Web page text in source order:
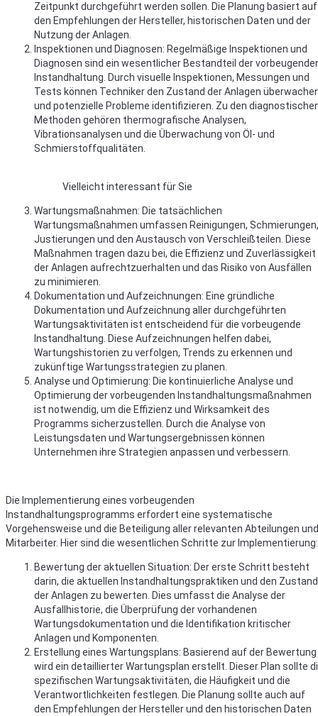
Zeitpunkt durchgeführt werden sollen. Die Planung basiert auf
den Empfehlungen der Hersteller, historischen Daten und der
Nutzung der Anlagen.
Inspektionen und Diagnosen: Regelmäßige Inspektionen und
Diagnosen sind ein wesentlicher Bestandteil der
Instandhaltung. Durch visuelle Inspektionen, Messungen und
Tests können Techniker den Zustand der Anlagen
und potenzielle Probleme identifizieren. Zu den
Methoden gehören thermografische Analysen,
Vibrationsanalysen und die Überwachung von Öl- und
Schmierstoffqualitäten.
Vielleicht interessant für Sie
Wartungsmaßnahmen: Die tatsächlichen
Wartungsmaßnahmen umfassen Reinigungen, Schmierungen,
Justierungen und den Austausch von Verschleißteilen. Diese
Maßnahmen tragen dazu bei, die Effizienz und Zuverlässigkeit
der Anlagen aufrechtzuerhalten und das Risiko von Ausfällen
zu minimieren.
Dokumentation und Aufzeichnungen: Eine gründliche
Dokumentation und Aufzeichnung aller durchgeführten
Wartungsaktivitäten ist entscheidend für die vorbeugende
Instandhaltung. Diese Aufzeichnungen helfen dabei,
Wartungshistorien zu verfolgen, Trends zu erkennen und
zukünftige Wartungsstrategien zu planen.
Analyse und Optimierung: Die kontinuierliche Analyse und
Optimierung der vorbeugenden Instandhaltungsmaßnahmen
ist notwendig, um die Effizienz und Wirksamkeit des
Programms sicherzustellen. Durch die Analyse von
Leistungsdaten und Wartungsergebnissen können
Unternehmen ihre Strategien anpassen und verbessern.
Die Implementierung eines vorbeugenden
Instandhaltungsprogramms erfordert eine systematische
Vorgehensweise und die Beteiligung aller relevanten Abteilungen und
Mitarbeiter. Hier sind die wesentlichen Schritte zur Implementierung:
Bewertung der aktuellen Situation: Der erste Schritt besteht
darin, die aktuellen Instandhaltungspraktiken und den Zustand
der Anlagen zu bewerten. Dies umfasst die Analyse der
Ausfallhistorie, die Überprüfung der vorhandenen
Wartungsdokumentation und die Identifikation kritischer
Anlagen und Komponenten.
Erstellung eines Wartungsplans: Basierend auf der Bewertung
wird ein detaillierter Wartungsplan erstellt. Dieser Plan sollte
spezifischen Wartungsaktivitäten, die Häufigkeit und die
Verantwortlichkeiten festlegen. Die Planung sollte auch auf
den Empfehlungen der Hersteller und den historischen Daten